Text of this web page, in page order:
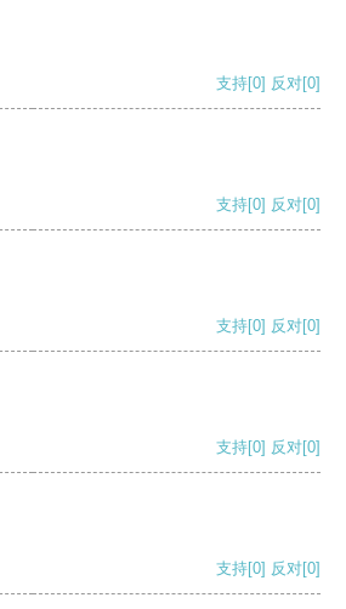
支持[0] 反对[0]
支持[0] 反对[0]
支持[0] 反对[0]
支持[0] 反对[0]
支持[0] 反对[0]